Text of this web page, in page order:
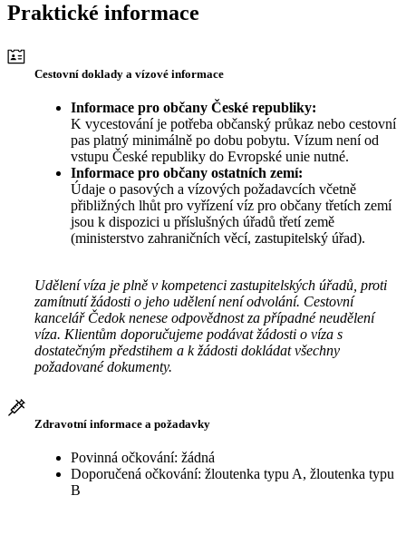
Praktické informace
Cestovní doklady a vízové informace
Informace pro občany České republiky:
K vycestování je potřeba občanský průkaz nebo cestovní
pas platný minimálně po dobu pobytu. Vízum není od
vstupu České republiky do Evropské unie nutné.
Informace pro občany ostatních zemí:
Údaje o pasových a vízových požadavcích včetně
přibližných lhůt pro vyřízení víz pro občany třetích zemí
jsou k dispozici u příslušných úřadů třetí země
(ministerstvo zahraničních věcí, zastupitelský úřad).
Udělení víza je plně v kompetenci zastupitelských úřadů, proti
zamítnutí žádosti o jeho udělení není odvolání. Cestovní
kancelář Čedok nenese odpovědnost za případné neudělení
víza. Klientům doporučujeme podávat žádosti o víza s
dostatečným předstihem a k žádosti dokládat všechny
požadované dokumenty.
Zdravotní informace a požadavky
Povinná očkování: žádná
Doporučená očkování: žloutenka typu A, žloutenka typu
B